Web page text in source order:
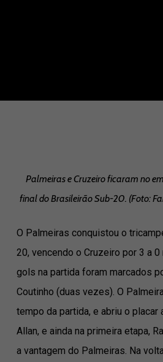
Palmeiras e Cruzeiro ficaram no
final do Brasileirão Sub-20. (Foto:
O Palmeiras conquistou o
20, vencendo o Cruzeiro por 3 a
gols na partida foram marcados
Coutinho (duas vezes). O
tempo da partida, e abriu o placar
Allan, e ainda na primeira etapa,
a vantagem do Palmeiras. Na